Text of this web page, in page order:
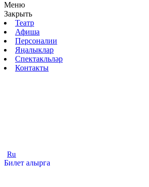
Меню
Закрыть
Театр
Афиша
Персоналии
Яңалыклар
Спектакльләр
Контакты
Ru
Билет алырга